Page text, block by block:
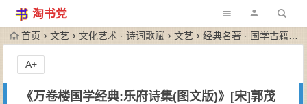
淘书党
首页 文艺 文化艺术 · 诗词歌赋 文艺 经典名著 · 国学古籍
《万卷楼国学经典:乐府诗集(图文版)》[宋]郭茂
A+